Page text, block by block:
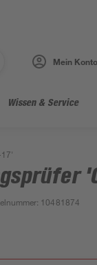
Mein Konto
Wissen & Service
: 10481874